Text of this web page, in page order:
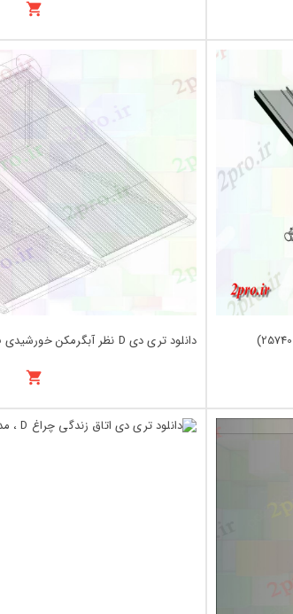
دانلود تری دی D نظر آبگرمکن خورشیدی فایل طراحی dwg کد (کد25733)